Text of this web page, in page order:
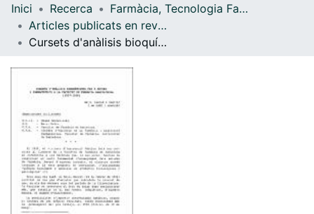
Navega per tot el DD
Com publicar
Inici Recerca
Farmàcia, Tecnologia Farmacèutica i Fisicoquímica
Articles publicats en revistes (Farmàcia, Tecnologia Farmacèutica i Fisicoquímica)
Cursets d'anàlisis bioquímiques per a metges i farmacèutics a la Facultat de Farmàcia Barcelonina (1927-1930)